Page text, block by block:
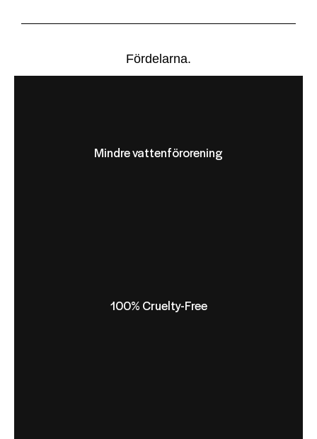
Fördelarna.
Mindre vattenförorening
100% Cruelty-Free